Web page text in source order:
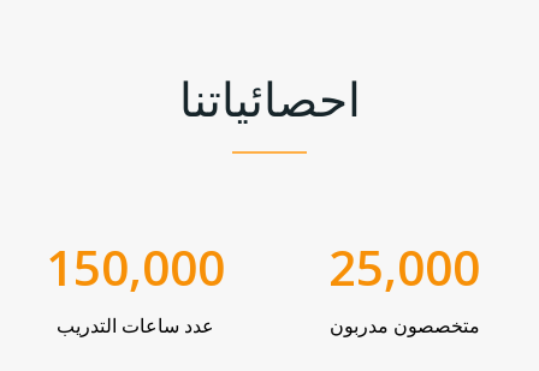
احصائياتنا
25,000
متخصصون مدربون
150,000
عدد ساعات التدريب